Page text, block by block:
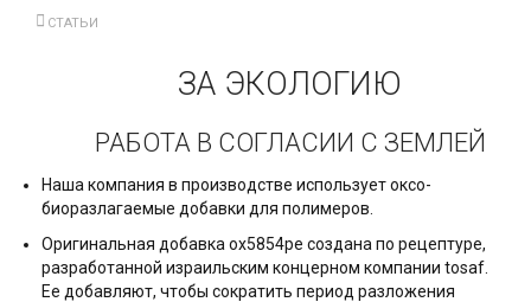
СТАТЬИ
ЗА ЭКОЛОГИЮ
РАБОТА В СОГЛАСИИ С ЗЕМЛЕЙ
Наша компания в производстве использует оксо-
биоразлагаемые добавки для полимеров.
Оригинальная добавка ox5854pe создана по рецептуре,
разработанной израильским концерном компании tosaf.
Ее добавляют, чтобы сократить период разложения